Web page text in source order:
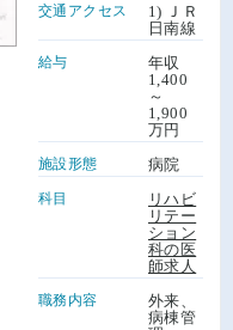
交通アクセス
1) ＪＲ
日南線
給与
年収
1,400
～
1,900
万円
施設形態 病院
科目
リハビ
リテー
ション
科の医
師求人
職務内容
外来、
病棟管